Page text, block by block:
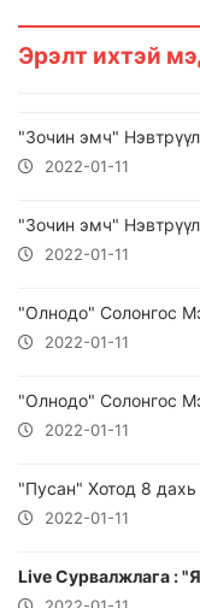
Эрэлт ихтэй
2022-01-11
2022-01-11
"Олнодо" Солонгос
2022-01-11
"Олнодо" Солонгос
2022-01-11
2022-01-11